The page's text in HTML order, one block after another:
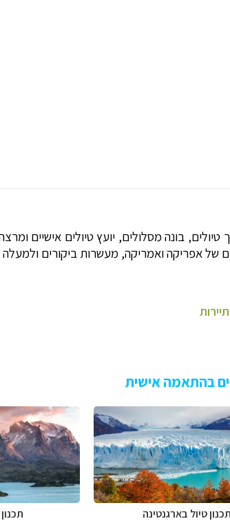
טיולים, בונה מסלולים, יועץ טיולים אישיים
של אפריקה ואמריקה, מעשרות ביקורים
בהתאמה אישית
תכנון טיול בארגנטינה